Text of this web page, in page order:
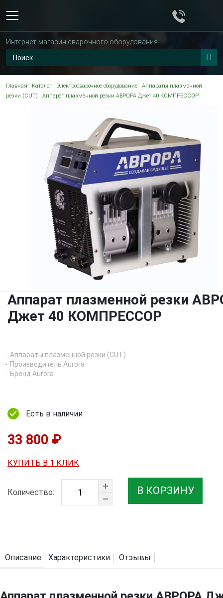
Интернет-магазин сварочного оборудования
Главная Каталог Электросварочное оборудование
Аппараты плазменной
резки (CUT)
Аппарат плазменной резки АВРОРА Джет 40 КОМПРЕССОР
Аппарат плазменной резки
Джет 40 КОМПРЕССОР
Аппараты плазменной резки (CUT)
Производитель Aurora
Бренд Aurora
Есть в наличии
33 800 ₽
КУПИТЬ В 1 КЛИК
Количество: В КОРЗИНУ
Описание Характеристики Отзывы